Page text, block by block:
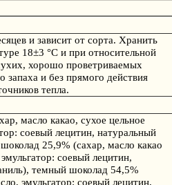
и зависит от сорта. Хранить
18±3 °С и при относительной
хорошо проветриваемых
запаха и без прямого действия
тепла.
масло какао, сухое цельное
cоевый лецитин, натуральный
25,9% (сахар, масло какао
соевый лецитин,
темный шоколад 54,5%
эмульгатор: соевый лецитин,